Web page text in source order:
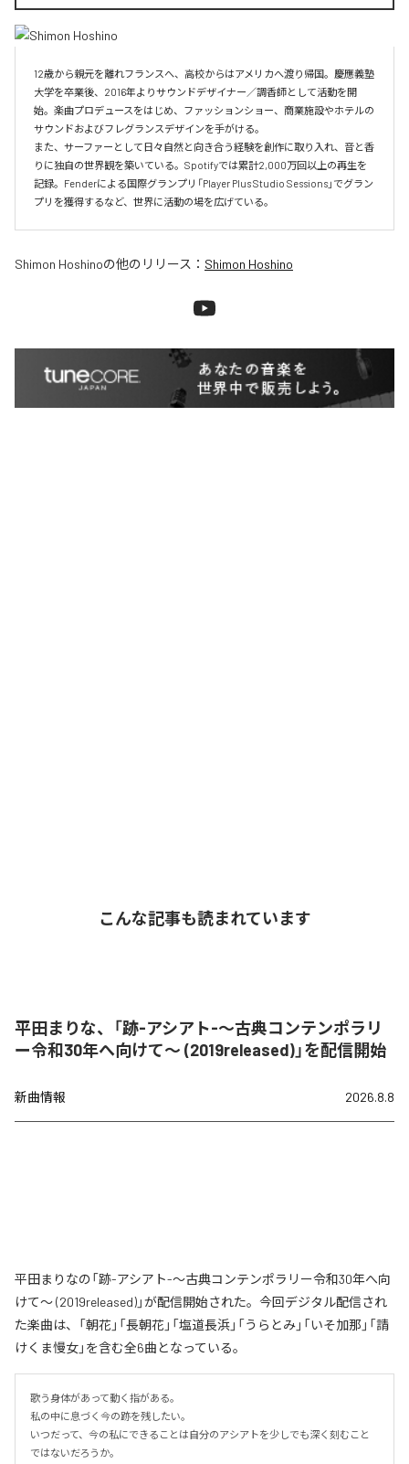
12歳から親元を離れフランスへ、高校からはアメリカへ渡り帰国。慶應義塾
大学を卒業後、2016年よりサウンドデザイナー／調香師として活動を開
始。楽曲プロデュースをはじめ、ファッションショー、商業施設やホテルの
サウンドおよびフレグランスデザインを手がける。
また、サーファーとして日々自然と向き合う経験を創作に取り入れ、音と香
りに独自の世界観を築いている。Spotifyでは累計2,000万回以上の再生を
記録。Fenderによる国際グランプリ「Player Plus Studio Sessions」でグラン
Shimon Hoshinoの他のリリース： Shimon Hoshino
こんな記事も読まれています
平田まりな、「跡-アシアト-〜古典コンテンポラリ
ー令和30年へ向けて〜 (2019released)」を配信開始
新曲情報 2026.8.8
平田まりなの「跡-アシアト-〜古典コンテンポラリー令和30年へ向
けて〜 (2019released)」が配信開始された。今回デジタル配信され
た楽曲は、「朝花」「長朝花」「塩道長浜」「うらとみ」「いそ加那」「請
けくま慢女」を含む全6曲となっている。
歌う身体があって動く指がある。
私の中に息づく今の跡を残したい。
いつだって、今の私にできることは自分のアシアトを少しでも深く刻むこと
ではないだろうか。